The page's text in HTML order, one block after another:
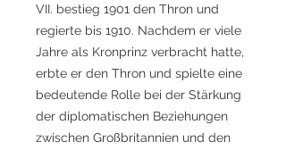
VII. bestieg 1901 den Thron und
regierte bis 1910. Nachdem er viele
Jahre als Kronprinz verbracht hatte,
erbte er den Thron und spielte eine
bedeutende Rolle bei der Stärkung
der diplomatischen Beziehungen
zwischen Großbritannien und den